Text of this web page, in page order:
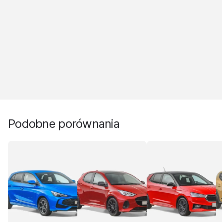
Podobne porównania